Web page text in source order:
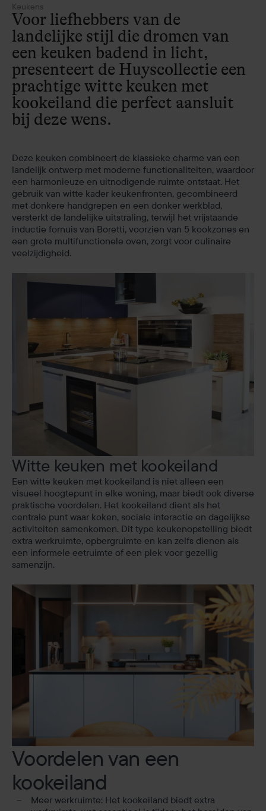
Keukens
Voor liefhebbers van de
landelijke stijl die dromen van
een keuken badend in licht,
presenteert de Huyscollectie een
prachtige witte keuken met
kookeiland die perfect aansluit
bij deze wens.
Deze keuken combineert de klassieke charme van een
landelijk ontwerp met moderne functionaliteiten, waardoor
een harmonieuze en uitnodigende ruimte ontstaat. Het
gebruik van witte kader keukenfronten, gecombineerd
met donkere handgrepen en een donker werkblad,
versterkt de landelijke uitstraling, terwijl het vrijstaande
inductie fornuis van Boretti, voorzien van 5 kookzones en
een grote multifunctionele oven, zorgt voor culinaire
veelzijdigheid.
Witte keuken met kookeiland
Een witte keuken met kookeiland is niet alleen een
visueel hoogtepunt in elke woning, maar biedt ook diverse
praktische voordelen. Het kookeiland dient als het
centrale punt waar koken, sociale interactie en dagelijkse
activiteiten samenkomen. Dit type keukenopstelling biedt
extra werkruimte, opbergruimte en kan zelfs dienen als
een informele eetruimte of een plek voor gezellig
samenzijn.
Voordelen van een
kookeiland
Meer werkruimte: Het kookeiland biedt extra